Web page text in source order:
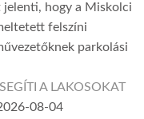
jelenti, hogy a Miskolci
felszíni
parkolási
A LAKOSOKAT
08-04